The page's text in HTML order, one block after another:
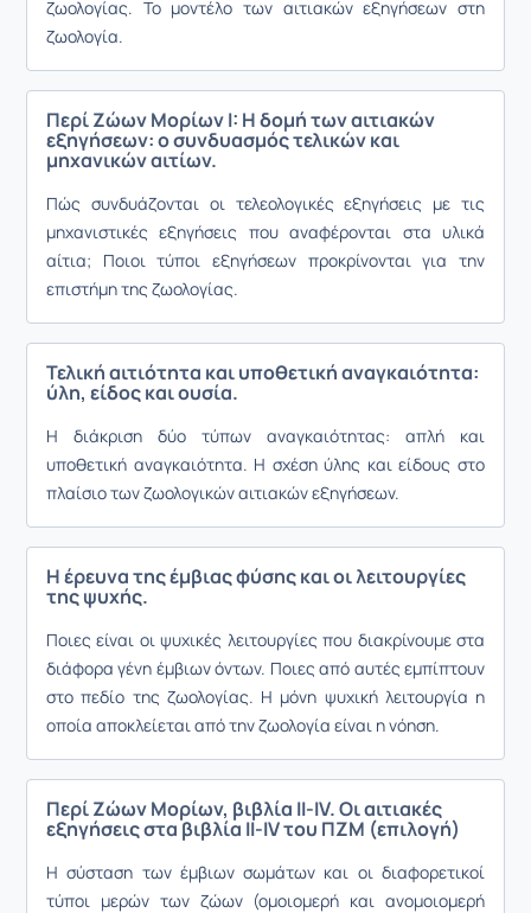
ζωολογίας. Το μοντέλο των αιτιακών εξηγήσεων στη
ζωολογία.
Περί Ζώων Μορίων Ι: Η δομή των αιτιακών
εξηγήσεων: ο συνδυασμός τελικών και
μηχανικών αιτίων.
Πώς συνδυάζονται οι τελεολογικές εξηγήσεις με τις
μηχανιστικές εξηγήσεις που αναφέρονται στα υλικά
αίτια; Ποιοι τύποι εξηγήσεων προκρίνονται για την
επιστήμη της ζωολογίας.
Τελική αιτιότητα και υποθετική αναγκαιότητα:
ύλη, είδος και ουσία.
Η διάκριση δύο τύπων αναγκαιότητας: απλή και
υποθετική αναγκαιότητα. Η σχέση ύλης και είδους στο
πλαίσιο των ζωολογικών αιτιακών εξηγήσεων.
Η έρευνα της έμβιας φύσης και οι λειτουργίες
της ψυχής.
Ποιες είναι οι ψυχικές λειτουργίες που διακρίνουμε στα
διάφορα γένη έμβιων όντων. Ποιες από αυτές εμπίπτουν
στο πεδίο της ζωολογίας. Η μόνη ψυχική λειτουργία η
οποία αποκλείεται από την ζωολογία είναι η νόηση.
Περί Ζώων Μορίων, βιβλία ΙΙ-IV. Οι αιτιακές
εξηγήσεις στα βιβλία ΙΙ-IV του ΠΖΜ (επιλογή)
Η σύσταση των έμβιων σωμάτων και οι διαφορετικοί
τύποι μερών των ζώων (ομοιομερή και ανομοιομερή